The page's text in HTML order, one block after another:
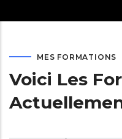
MES FORMATIONS
Voici Les